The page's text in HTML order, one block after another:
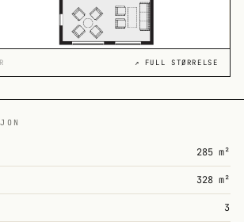
↗ FULL STØRRELSE
285 m²
328 m²
3